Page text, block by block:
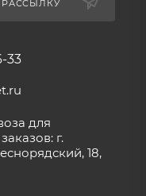
33
для
г.
18,